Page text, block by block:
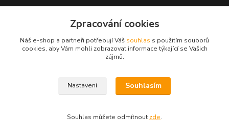
+420 222722421
info@rb-nakuplevne.cz
Zpracování cookies
Náš e-shop a partneři potřebují Váš souhlas s použitím souborů
cookies, aby Vám mohli zobrazovat informace týkající se Vašich
zájmů.
Nastavení Souhlasím
Souhlas můžete odmítnout zde.